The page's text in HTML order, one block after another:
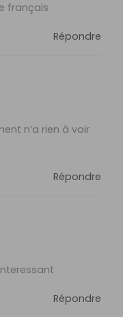
français
Répondre
n’a rien à voir
Répondre
Répondre